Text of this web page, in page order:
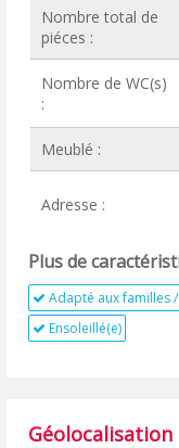
Nombre total de
piéces :
Nombre de WC(s)
:
Meublé :
Adresse :
Plus de
Adapté aux familles
Ensoleillé(e)